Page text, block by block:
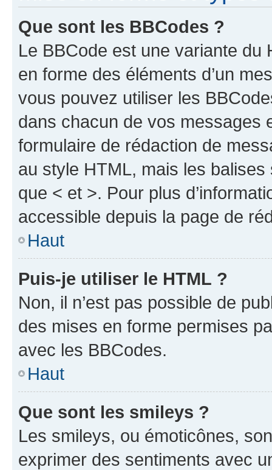
Que sont les BBCodes ?
Le BBCode est une variante du
en forme des éléments d’un
vous pouvez utiliser les
dans chacun de vos messages
formulaire de rédaction de
au style HTML, mais les
que < et >. Pour plus
accessible depuis la page de
Haut
Puis-je utiliser le HTML ?
Non, il n’est pas possible de
des mises en forme permises
avec les BBCodes.
Haut
Que sont les smileys ?
Les smileys, ou émoticônes,
exprimer des sentiments avec